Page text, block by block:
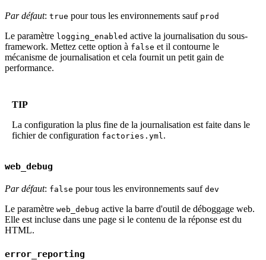
Par défaut: true pour tous les environnements sauf prod
Le paramètre logging_enabled active la journalisation du sous-
framework. Mettez cette option à false et il contourne le
mécanisme de journalisation et cela fournit un petit gain de
performance.
TIP
La configuration la plus fine de la journalisation est faite dans le
fichier de configuration factories.yml.
web_debug
Par défaut: false pour tous les environnements sauf dev
Le paramètre web_debug active la barre d'outil de déboggage web.
Elle est incluse dans une page si le contenu de la réponse est du
HTML.
error_reporting